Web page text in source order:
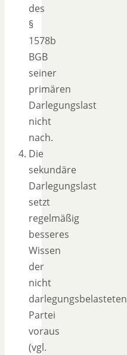
des
§
1578b
BGB
seiner
primären
Darlegungslast
nicht
nach.
Die
sekundäre
Darlegungslast
setzt
regelmäßig
besseres
Wissen
der
nicht
darlegungsbelasteten
Partei
voraus
(vgl.